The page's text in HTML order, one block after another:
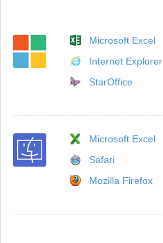
Microsoft Excel
Internet Explorer
StarOffice
Microsoft Excel
Safari
Mozilla Firefox